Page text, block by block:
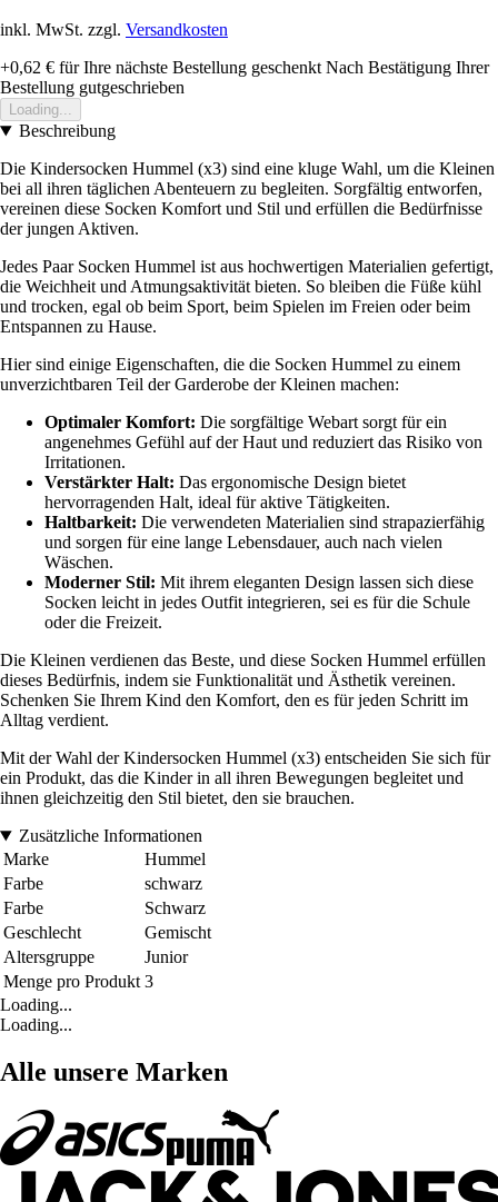
inkl. MwSt. zzgl. Versandkosten
+0,62 € für Ihre nächste Bestellung geschenkt Nach Bestätigung Ihrer
Bestellung gutgeschrieben
Loading...
Beschreibung
Die Kindersocken Hummel (x3) sind eine kluge Wahl, um die Kleinen
bei all ihren täglichen Abenteuern zu begleiten. Sorgfältig entworfen,
vereinen diese Socken Komfort und Stil und erfüllen die Bedürfnisse
der jungen Aktiven.
Jedes Paar Socken Hummel ist aus hochwertigen Materialien gefertigt,
die Weichheit und Atmungsaktivität bieten. So bleiben die Füße kühl
und trocken, egal ob beim Sport, beim Spielen im Freien oder beim
Entspannen zu Hause.
Hier sind einige Eigenschaften, die die Socken Hummel zu einem
unverzichtbaren Teil der Garderobe der Kleinen machen:
Optimaler Komfort: Die sorgfältige Webart sorgt für ein
angenehmes Gefühl auf der Haut und reduziert das Risiko von
Irritationen.
Verstärkter Halt: Das ergonomische Design bietet
hervorragenden Halt, ideal für aktive Tätigkeiten.
Haltbarkeit: Die verwendeten Materialien sind strapazierfähig
und sorgen für eine lange Lebensdauer, auch nach vielen
Wäschen.
Moderner Stil: Mit ihrem eleganten Design lassen sich diese
Socken leicht in jedes Outfit integrieren, sei es für die Schule
oder die Freizeit.
Die Kleinen verdienen das Beste, und diese Socken Hummel erfüllen
dieses Bedürfnis, indem sie Funktionalität und Ästhetik vereinen.
Schenken Sie Ihrem Kind den Komfort, den es für jeden Schritt im
Alltag verdient.
Mit der Wahl der Kindersocken Hummel (x3) entscheiden Sie sich für
ein Produkt, das die Kinder in all ihren Bewegungen begleitet und
ihnen gleichzeitig den Stil bietet, den sie brauchen.
Zusätzliche Informationen
Marke
Hummel
Farbe
schwarz
Farbe
Schwarz
Geschlecht
Gemischt
Altersgruppe
Junior
Menge pro Produkt 3
Loading...
Loading...
Alle unsere Marken